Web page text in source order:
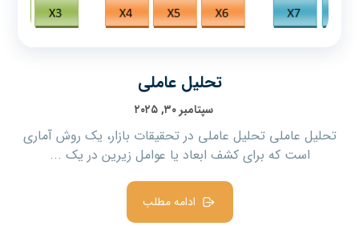
تحلیل عاملی
سپتامبر ۳۰, ۲۰۲۵
تحلیل عاملی تحلیل عاملی در تحقیقات بازار، یک روش آماری
است که برای کشف ابعاد یا عوامل زیرین در یک ...
ادامه مطلب